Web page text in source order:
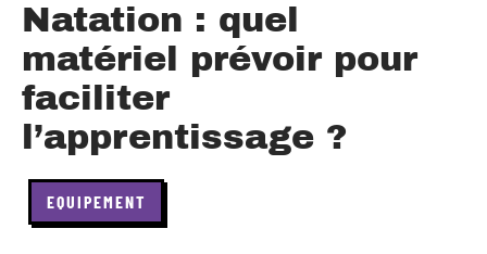
Natation : quel
matériel prévoir pour
faciliter
l’apprentissage ?
EQUIPEMENT